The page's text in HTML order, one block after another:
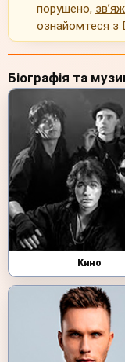
порушено,
ознайомтеся з
Біографія та
Кино